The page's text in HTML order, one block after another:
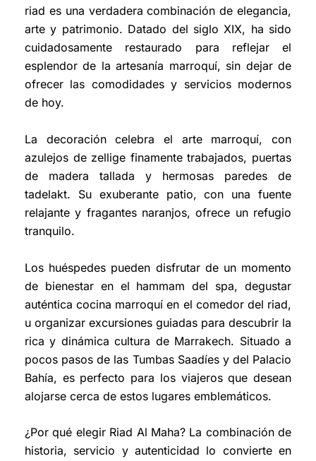
riad es una verdadera combinación de elegancia,
arte y patrimonio. Datado del siglo XIX, ha sido
cuidadosamente restaurado para reflejar el
esplendor de la artesanía marroquí, sin dejar de
ofrecer las comodidades y servicios modernos
de hoy.
La decoración celebra el arte marroquí, con
azulejos de zellige finamente trabajados, puertas
de madera tallada y hermosas paredes de
tadelakt. Su exuberante patio, con una fuente
relajante y fragantes naranjos, ofrece un refugio
tranquilo.
Los huéspedes pueden disfrutar de un momento
de bienestar en el hammam del spa, degustar
auténtica cocina marroquí en el comedor del riad,
u organizar excursiones guiadas para descubrir la
rica y dinámica cultura de Marrakech. Situado a
pocos pasos de las Tumbas Saadíes y del Palacio
Bahía, es perfecto para los viajeros que desean
alojarse cerca de estos lugares emblemáticos.
¿Por qué elegir Riad Al Maha? La combinación de
historia, servicio y autenticidad lo convierte en